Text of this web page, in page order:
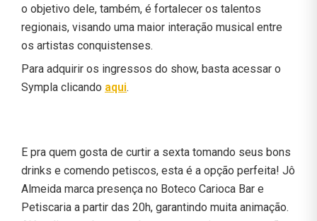
o objetivo dele, também, é fortalecer os talentos
regionais, visando uma maior interação musical entre
os artistas conquistenses.
Para adquirir os ingressos do show, basta acessar o
Sympla clicando aqui.
E pra quem gosta de curtir a sexta tomando seus bons
drinks e comendo petiscos, esta é a opção perfeita! Jô
Almeida marca presença no Boteco Carioca Bar e
Petiscaria a partir das 20h, garantindo muita animação.